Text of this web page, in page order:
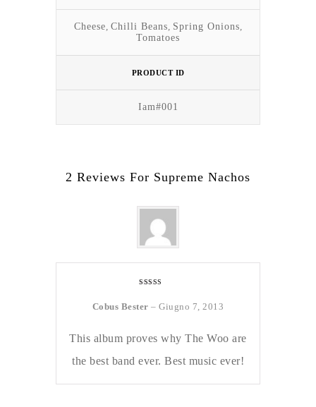
Cheese, Chilli Beans, Spring Onions,
Tomatoes
PRODUCT ID
Iam#001
2 Reviews For Supreme Nachos
Cobus Bester– Giugno 7, 2013
This album proves why The Woo are
the best band ever. Best music ever!